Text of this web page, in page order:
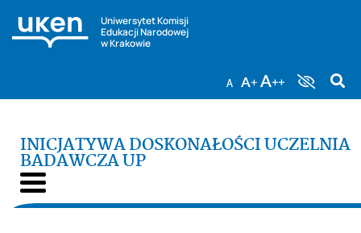
Uniwersytet Komisji
Edukacji Narodowej
w Krakowie
INICJATYWA DOSKONAŁOŚCI UCZELNIA
BADAWCZA UP